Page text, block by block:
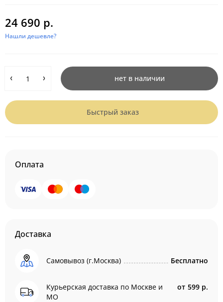
24 690 р.
Нашли дешевле?
нет в наличии
Быстрый заказ
Оплата
Доставка
Самовывоз (г.Москва) Бесплатно
Курьерская доставка по Москве и
МО
от 599 р.